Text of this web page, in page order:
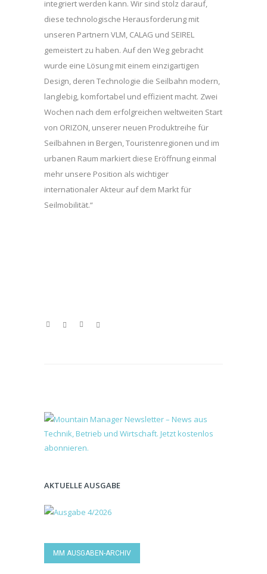
integriert werden kann. Wir sind stolz darauf,
diese technologische Herausforderung mit
unseren Partnern VLM, CALAG und SEIREL
gemeistert zu haben. Auf den Weg gebracht
wurde eine Lösung mit einem einzigartigen
Design, deren Technologie die Seilbahn modern,
langlebig, komfortabel und effizient macht. Zwei
Wochen nach dem erfolgreichen weltweiten Start
von ORIZON, unserer neuen Produktreihe für
Seilbahnen in Bergen, Touristenregionen und im
urbanen Raum markiert diese Eröffnung einmal
mehr unsere Position als wichtiger
internationaler Akteur auf dem Markt für
Seilmobilität.“
AKTUELLE AUSGABE
MM AUSGABEN-ARCHIV